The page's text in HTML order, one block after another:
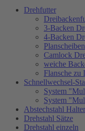
Drehfutter
3-Backen
4-Backen
Planscheiben
Camlock
weiche
Flansche zu
Schnellwechsel-
System
System
Abstechstahl Halter
Drehstahl Sätze
Drehstahl einzeln